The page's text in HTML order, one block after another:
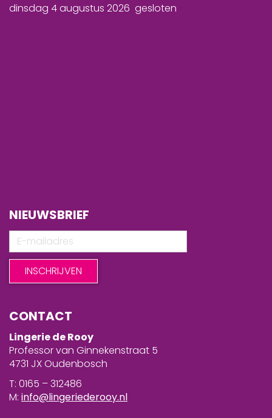
dinsdag 4 augustus 2026 gesloten
NIEUWSBRIEF
CONTACT
Lingerie de Rooy
Professor van Ginnekenstraat 5
4731 JX Oudenbosch
T: 0165 – 312486
M: info@lingeriederooy.nl